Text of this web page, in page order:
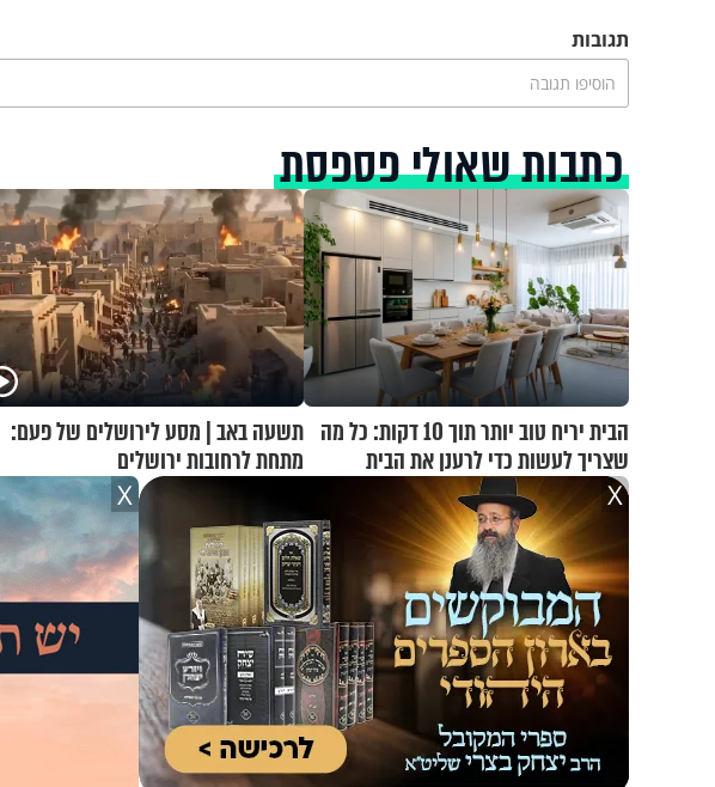
תגובות
הוסיפו תגובה
כתבות שאולי פספסת
הבית יריח טוב יותר תוך 10 דקות: כל מה
שצריך לעשות כדי לרענן את הבית
תשעה באב | מסע לירושלים של פעם:
מתחת לרחובות ירושלים
X
X